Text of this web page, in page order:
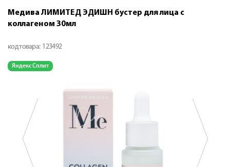
Медива ЛИМИТЕД ЭДИШН бустер для лица с
коллагеном 30мл
код товара: 123492
Яндекс Сплит